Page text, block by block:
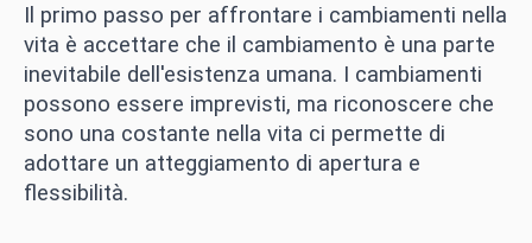
Il primo passo per affrontare i cambiamenti nella
vita è accettare che il cambiamento è una parte
inevitabile dell'esistenza umana. I cambiamenti
possono essere imprevisti, ma riconoscere che
sono una costante nella vita ci permette di
adottare un atteggiamento di apertura e
flessibilità.